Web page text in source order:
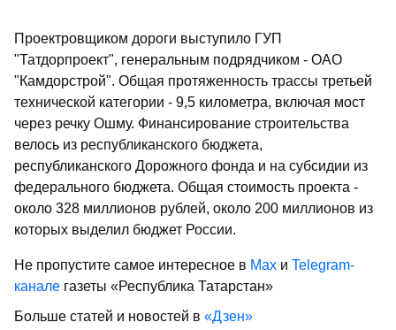
Проектровщиком дороги выступило ГУП
"Татдорпроект", генеральным подрядчиком - ОАО
"Камдорстрой". Общая протяженность трассы третьей
технической категории - 9,5 километра, включая мост
через речку Ошму. Финансирование строительства
велось из республиканского бюджета,
республиканского Дорожного фонда и на субсидии из
федерального бюджета. Общая стоимость проекта -
около 328 миллионов рублей, около 200 миллионов из
которых выделил бюджет России.
Не пропустите самое интересное в Max и Telegram-
канале газеты «Республика Татарстан»
Больше статей и новостей в «Дзен»